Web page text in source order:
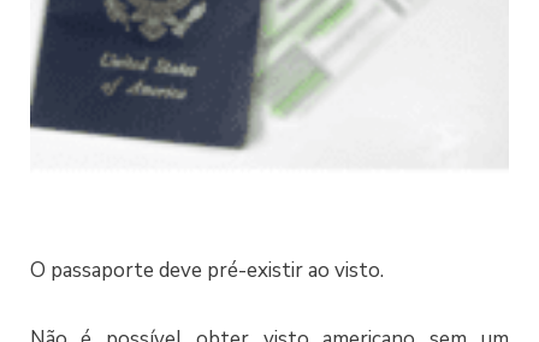
O passaporte deve pré-existir ao visto.